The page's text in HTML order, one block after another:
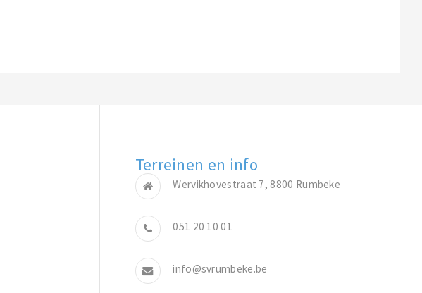
Terreinen en info
Wervikhovestraat 7, 8800 Rumbeke
051 20 10 01
info@svrumbeke.be